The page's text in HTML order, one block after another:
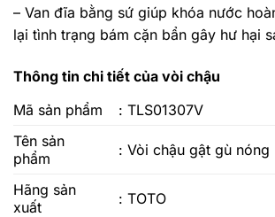
– Van đĩa bằng sứ giúp khóa nước
lại tình trạng bám cặn bẩn gây hư hại
Thông tin chi tiết của vòi chậu
Mã sản phẩm
: TLS01307V
Tên sản
phẩm
: Vòi chậu gật gù nóng
Hãng sản
xuất
: TOTO